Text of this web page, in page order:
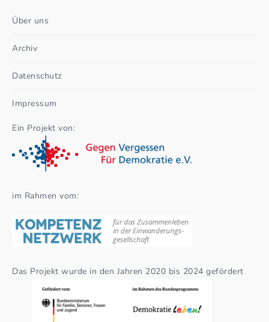
Über uns
Archiv
Datenschutz
Impressum
Ein Projekt von:
im Rahmen vom:
Das Projekt wurde in den Jahren 2020 bis 2024 gefördert